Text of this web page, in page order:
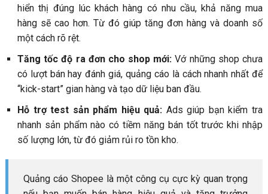
hiển thị đúng lúc khách hàng có nhu cầu, khả năng mua
hàng sẽ cao hơn. Từ đó giúp tăng đơn hàng và doanh số
một cách rõ rệt.
Tăng tốc độ ra đơn cho shop mới:Vớ những shop chưa
có lượt bán hay đánh giá, quảng cáo là cách nhanh nhất để
“kick-start” gian hàng và tạo dữ liệu ban đầu.
Hỗ trợ test sản phẩm hiệu quả: Ads giúp bạn kiểm tra
nhanh sản phẩm nào có tiềm năng bán tốt trước khi nhập
số lượng lớn, từ đó giảm rủi ro tồn kho.
Quảng cáo Shopee là một công cụ cực kỳ quan trọng